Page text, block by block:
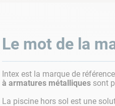
Le mot de la
Intex est la marque de
à armatures métalliques sont
La piscine hors sol est une